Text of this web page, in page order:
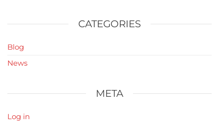
CATEGORIES
Blog
News
META
Log in